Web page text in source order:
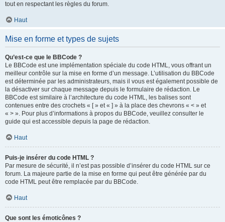
tout en respectant les règles du forum.
Haut
Mise en forme et types de sujets
Qu’est-ce que le BBCode ?
Le BBCode est une implémentation spéciale du code HTML, vous offrant un
meilleur contrôle sur la mise en forme d’un message. L’utilisation du BBCode
est déterminée par les administrateurs, mais il vous est également possible de
la désactiver sur chaque message depuis le formulaire de rédaction. Le
BBCode est similaire à l’architecture du code HTML, les balises sont
contenues entre des crochets « [ » et « ] » à la place des chevrons « < » et
« > ». Pour plus d’informations à propos du BBCode, veuillez consulter le
guide qui est accessible depuis la page de rédaction.
Haut
Puis-je insérer du code HTML ?
Par mesure de sécurité, il n’est pas possible d’insérer du code HTML sur ce
forum. La majeure partie de la mise en forme qui peut être générée par du
code HTML peut être remplacée par du BBCode.
Haut
Que sont les émoticônes ?